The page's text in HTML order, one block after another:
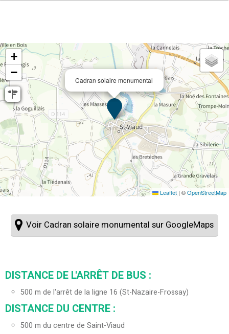
Cadran solaire monumental
+
−
Leaflet | ©OpenStreetMap
Voir Cadran solaire monumental sur GoogleMaps
DISTANCE DE L'ARRÊT DE BUS :
500 m de l'arrêt de la ligne 16 (St-Nazaire-Frossay)
DISTANCE DU CENTRE :
500 m du centre de Saint-Viaud